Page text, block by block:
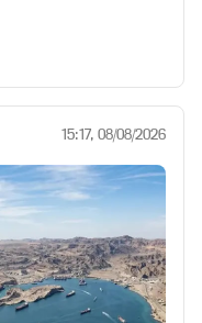
15:17, 08/08/2026